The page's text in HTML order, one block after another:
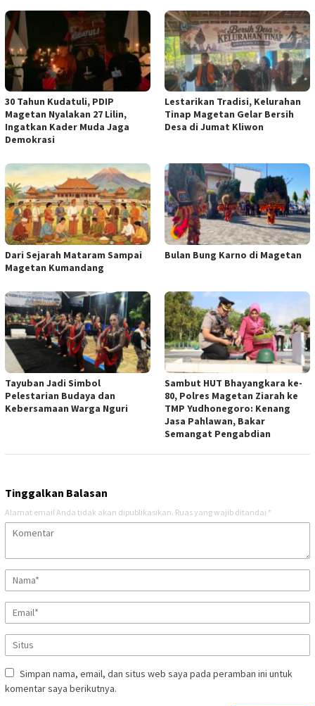
30 Tahun Kudatuli, PDIP
Magetan Nyalakan 27 Lilin,
Ingatkan Kader Muda Jaga
Demokrasi
Lestarikan Tradisi, Kelurahan
Tinap Magetan Gelar Bersih
Desa di Jumat Kliwon
Dari Sejarah Mataram Sampai
Magetan Kumandang
Bulan Bung Karno di Magetan
Tayuban Jadi Simbol
Pelestarian Budaya dan
Kebersamaan Warga Nguri
Sambut HUT Bhayangkara ke-
80, Polres Magetan Ziarah ke
TMP Yudhonegoro: Kenang
Jasa Pahlawan, Bakar
Semangat Pengabdian
Tinggalkan Balasan
Alamat email Anda tidak akan dipublikasikan. Ruas yang wajib ditandai *
Simpan nama, email, dan situs web saya pada peramban ini untuk
komentar saya berikutnya.